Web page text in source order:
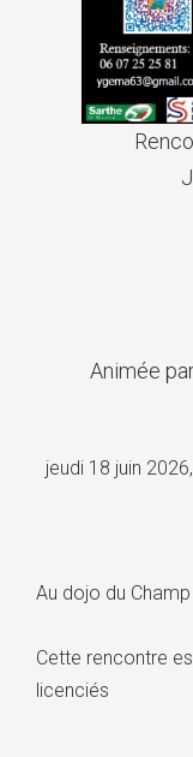
Animée
jeudi 18 juin
Au dojo du
Cette rencontre
licenciés